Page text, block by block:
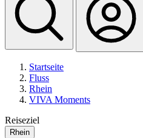
Startseite
Fluss
Rhein
VIVA Moments
Reiseziel
Rhein